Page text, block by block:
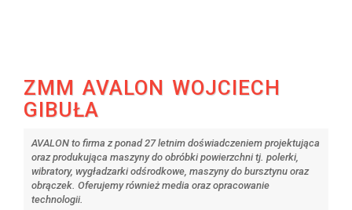
ZMM AVALON WOJCIECH
GIBUŁA
AVALON to firma z ponad 27 letnim doświadczeniem projektująca
oraz produkująca maszyny do obróbki powierzchni tj. polerki,
wibratory, wygładzarki odśrodkowe, maszyny do bursztynu oraz
obrączek. Oferujemy również media oraz opracowanie
technologii.